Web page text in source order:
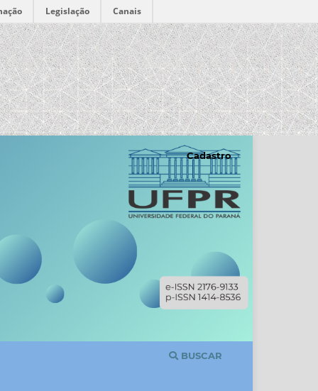
Legislação Canais
BUSCAR
Cadastro